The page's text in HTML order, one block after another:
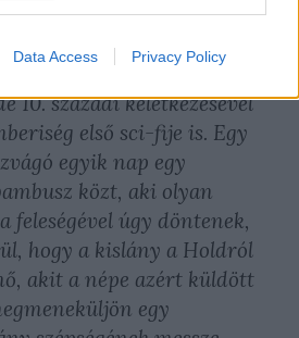
Data Access Privacy Policy
kezdtem olvasni,
hercegnő
fennmaradt
10. századi keletkezésével
első sci-fije is. Egy
egyik nap egy
közt, aki olyan
feleségével úgy döntenek,
hogy a kislány a Holdról
akit a népe azért küldött
egy